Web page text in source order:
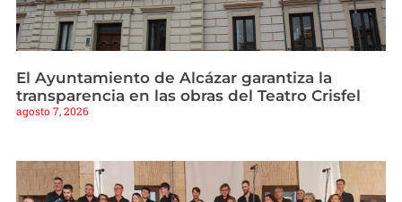
El Ayuntamiento de Alcázar garantiza la
transparencia en las obras del Teatro Crisfel
agosto 7, 2026